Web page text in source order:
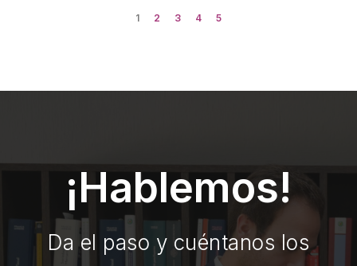
1 2 3 4 5
¡Hablemos!
Da el paso y cuéntanos los